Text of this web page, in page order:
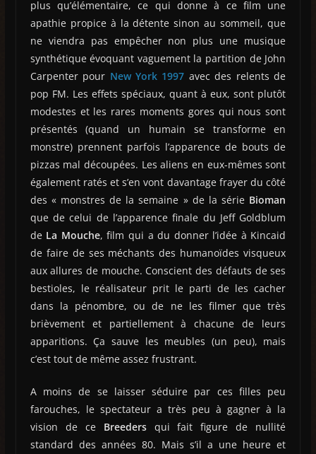
plus qu’élémentaire, ce qui donne à ce film une
apathie propice à la détente sinon au sommeil, que
ne viendra pas empêcher non plus une musique
synthétique évoquant vaguement la partition de John
Carpenter pour New York 1997 avec des relents de
pop FM. Les effets spéciaux, quant à eux, sont plutôt
modestes et les rares moments gores qui nous sont
présentés (quand un humain se transforme en
monstre) prennent parfois l’apparence de bouts de
pizzas mal découpées. Les aliens en eux-mêmes sont
également ratés et s’en vont davantage frayer du côté
des « monstres de la semaine » de la série Bioman
que de celui de l’apparence finale du Jeff Goldblum
de La Mouche, film qui a du donner l’idée à Kincaid
de faire de ses méchants des humanoïdes visqueux
aux allures de mouche. Conscient des défauts de ses
bestioles, le réalisateur prit le parti de les cacher
dans la pénombre, ou de ne les filmer que très
brièvement et partiellement à chacune de leurs
apparitions. Ça sauve les meubles (un peu), mais
c’est tout de même assez frustrant.
A moins de se laisser séduire par ces filles peu
farouches, le spectateur a très peu à gagner à la
vision de ce Breedersqui fait figure de nullité
standard des années 80. Mais s’il a une heure et